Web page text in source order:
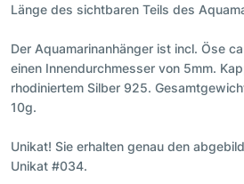
Länge des sichtbaren Teils des
Der Aquamarinanhänger ist incl. Öse
einen Innendurchmesser von 5mm.
rhodiniertem Silber 925.
10g.
Unikat! Sie erhalten genau den
Unikat #034.